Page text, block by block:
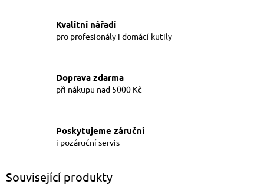
Kvalitní nářadí
pro profesionály i domácí kutily
Doprava zdarma
při nákupu nad 5000 Kč
Poskytujeme záruční
i pozáruční servis
Související produkty